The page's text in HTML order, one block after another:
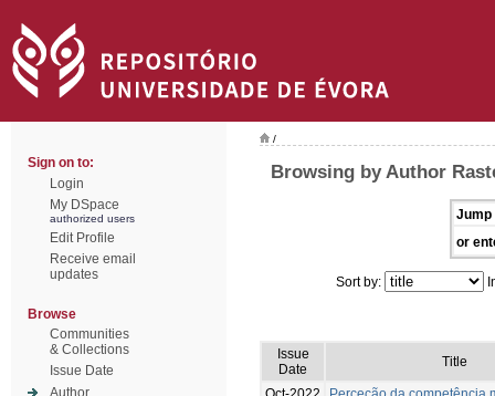
Sign on to:
Login
My DSpace
authorized users
Edit Profile
Receive email
updates
Browse
Communities
& Collections
Issue Date
Author
/
Browsing by Author
Jump
or
Sort by:
Issue
Date
Title